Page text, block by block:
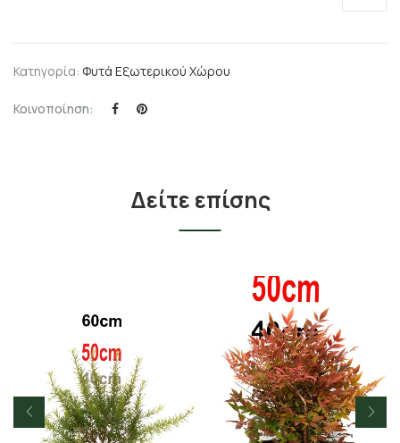
Κατηγορία: Φυτά Εξωτερικού Χώρου
Κοινοποίηση:
Δείτε επίσης